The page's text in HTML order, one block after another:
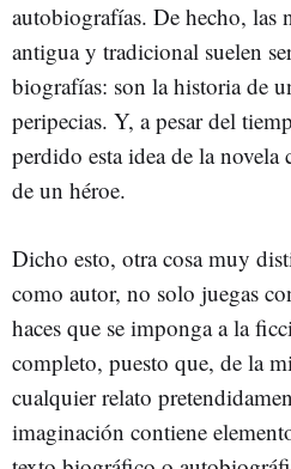
autobiografías. De hecho, las
antigua y tradicional suelen
biografías: son la historia de
peripecias. Y, a pesar del
perdido esta idea de la
de un héroe.
Dicho esto, otra cosa muy
como autor, no solo juegas
haces que se imponga a la
completo, puesto que, de la
cualquier relato
imaginación contiene